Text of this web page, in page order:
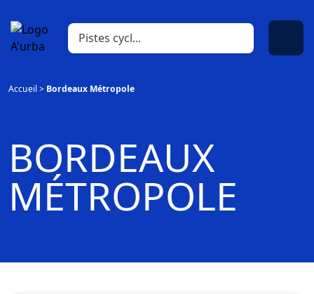
Accueil> Bordeaux Métropole
BORDEAUX
MÉTROPOLE